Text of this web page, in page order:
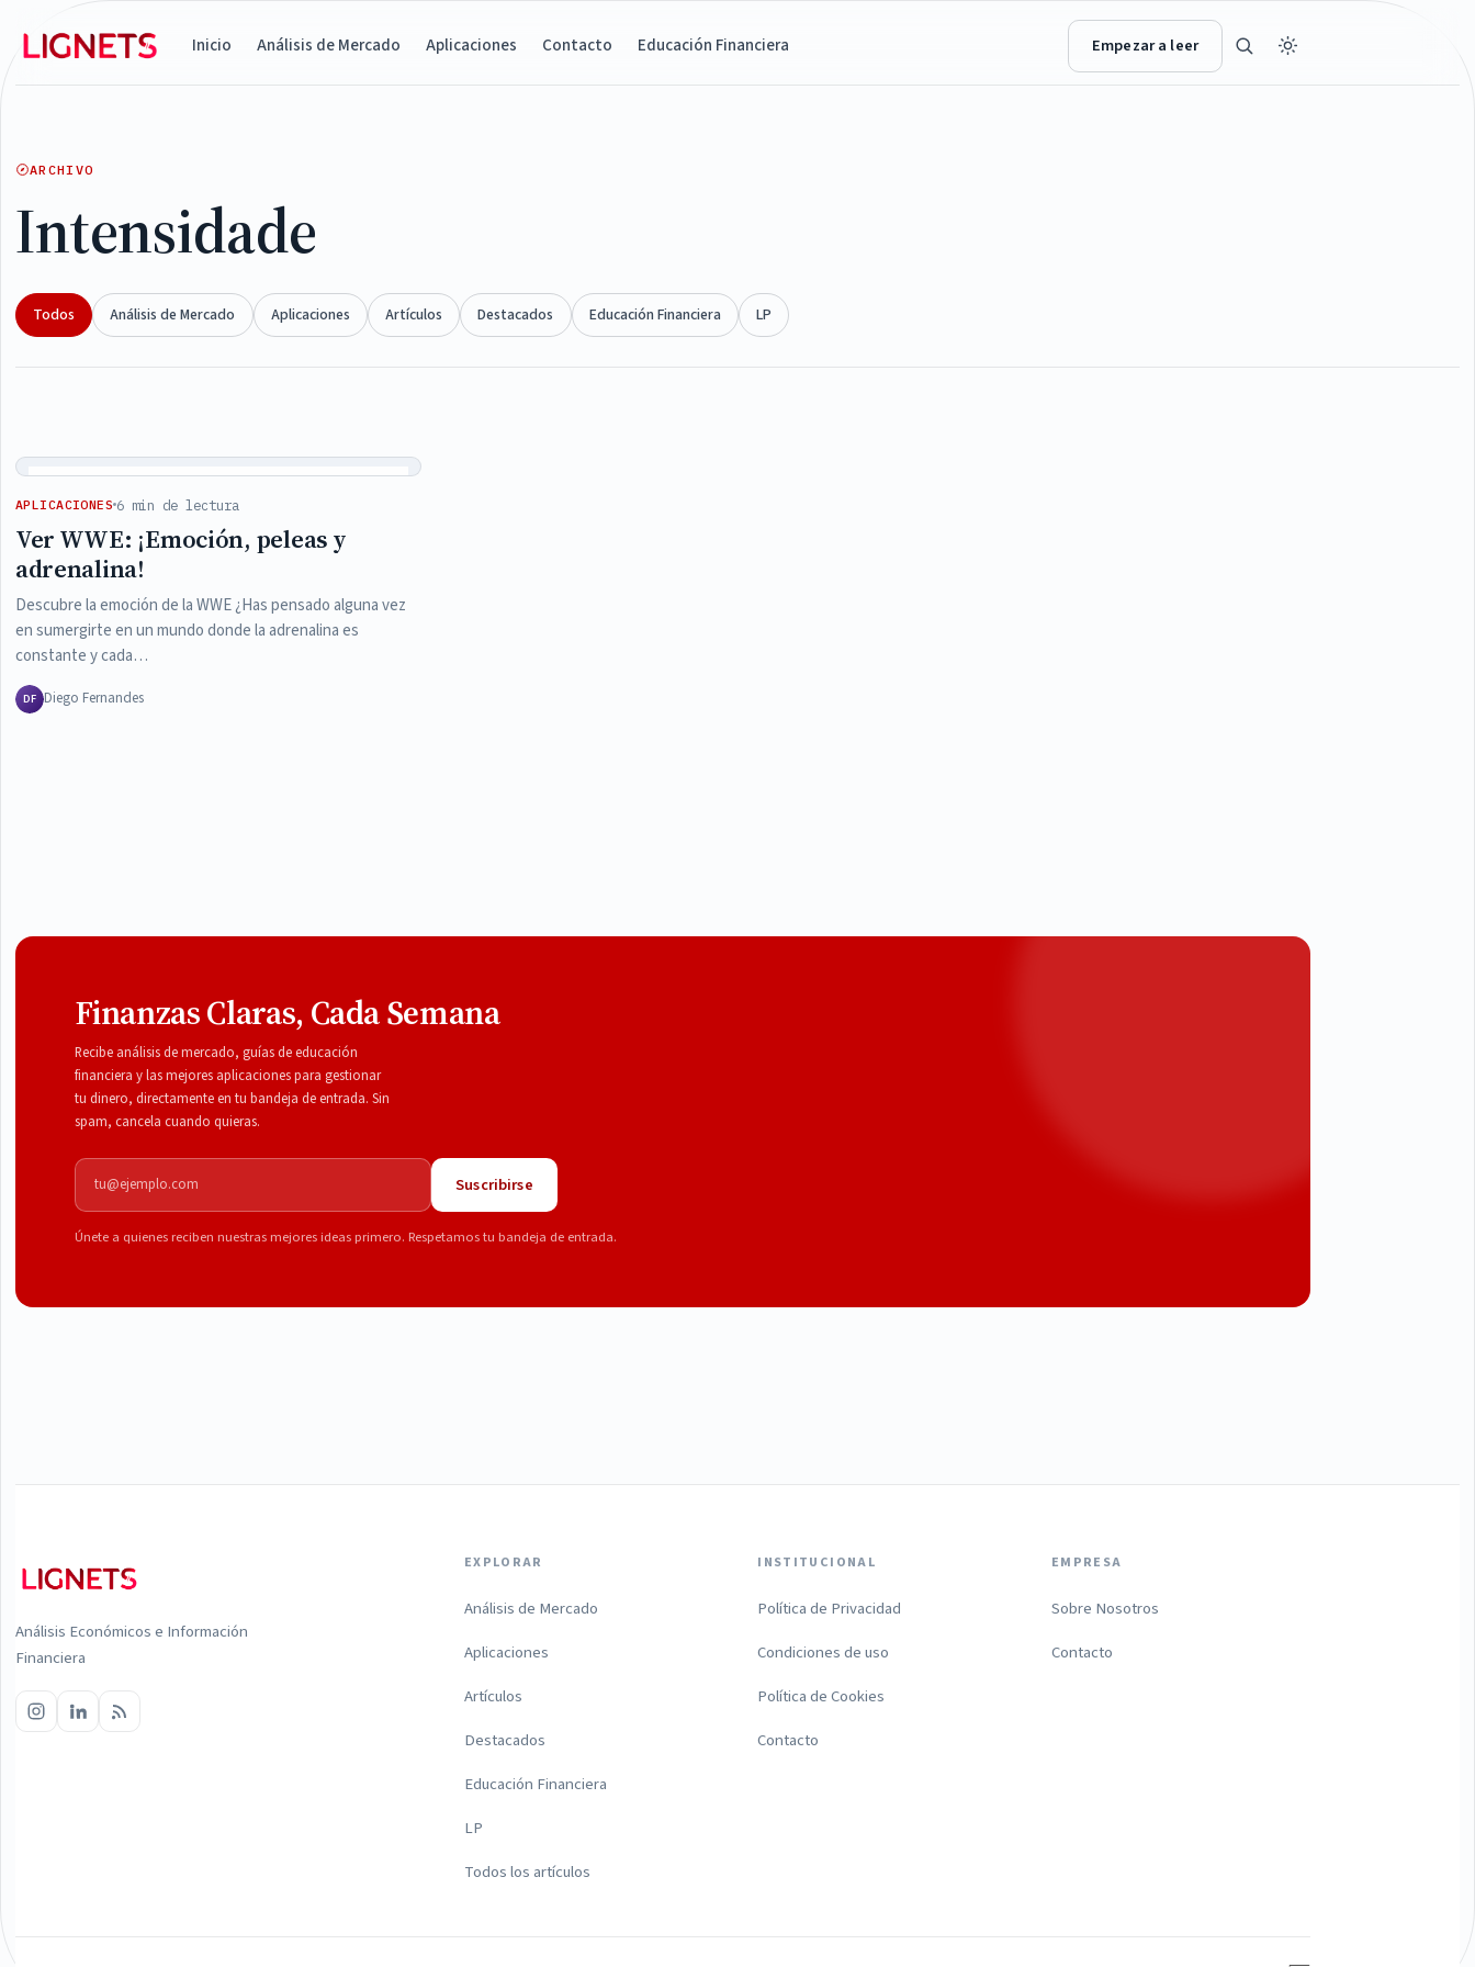
Inicio Análisis de Mercado Aplicaciones Contacto Educación Financiera Empezar a leer
ARCHIVO
Intensidade
Todos Análisis de Mercado Aplicaciones Artículos Destacados Educación Financiera LP
Articles
APLICACIONES 6 min de lectura
Ver WWE: ¡Emoción, peleas y
adrenalina!
Descubre la emoción de la WWE ¿Has pensado alguna vez
en sumergirte en un mundo donde la adrenalina es
constante y cada…
DF Diego Fernandes
Finanzas Claras, Cada Semana
Recibe análisis de mercado, guías de educación
financiera y las mejores aplicaciones para gestionar
tu dinero, directamente en tu bandeja de entrada. Sin
spam, cancela cuando quieras.
Correo electrónico
Suscribirse
Únete a quienes reciben nuestras mejores ideas primero. Respetamos tu bandeja de entrada.
Análisis Económicos e Información
Financiera
EXPLORAR
Análisis de Mercado
Aplicaciones
Artículos
Destacados
Educación Financiera
LP
Todos los artículos
INSTITUCIONAL
Política de Privacidad
Condiciones de uso
Política de Cookies
Contacto
EMPRESA
Sobre Nosotros
Contacto